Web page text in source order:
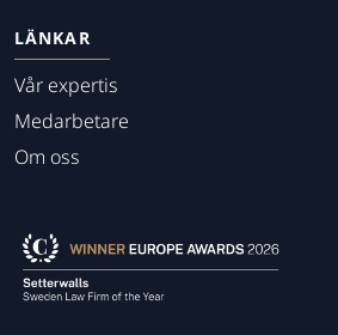
LÄNKAR
Vår expertis
Medarbetare
Om oss